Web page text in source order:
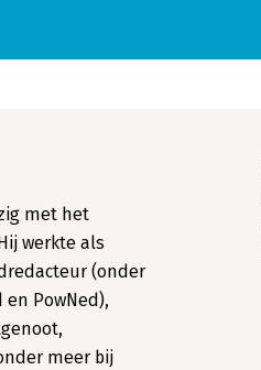
met het
werkte als
(onder
PowNed),
meer bij
Personen